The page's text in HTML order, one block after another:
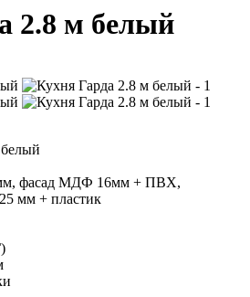
2.8 м белый
фасад МДФ 16мм + ПВХ,
мм + пластик